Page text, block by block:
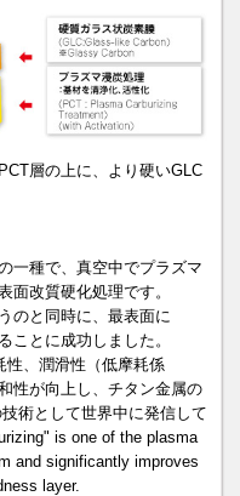
層の上に、より硬いGLC
一種で、真空中でプラズマ
面改質硬化処理です。
のと同時に、最表面に
ことに成功しました。
性、潤滑性（低摩耗係
性が向上し、チタン金属の
術として世界中に発信して
is one of the plasma
and significantly improves
layer.